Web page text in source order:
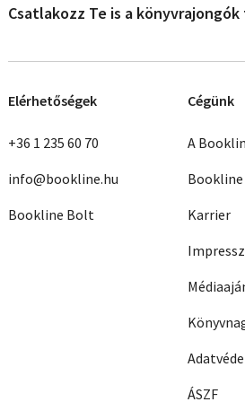
Csatlakozz Te is a
Elérhetőségek
+36 1 235 60 70
info@bookline.hu
Bookline Bolt
Cégünk
A
Karrier
ÁSZF